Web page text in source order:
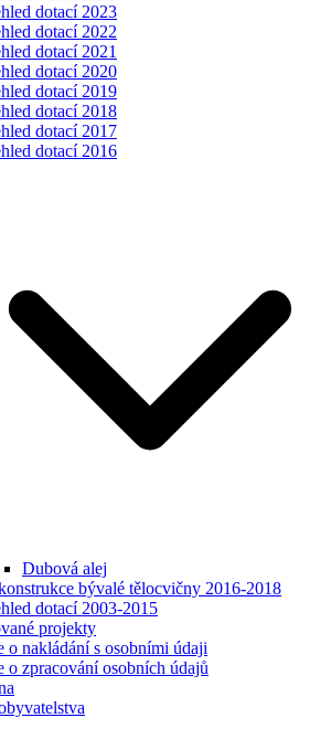
dotací 2023
dotací 2022
dotací 2021
dotací 2020
dotací 2019
dotací 2018
dotací 2017
dotací 2016
Dubová alej
bývalé tělocvičny 2016-2018
dotací 2003-2015
projekty
o nakládání s osobními údaji
o zpracování osobních údajů